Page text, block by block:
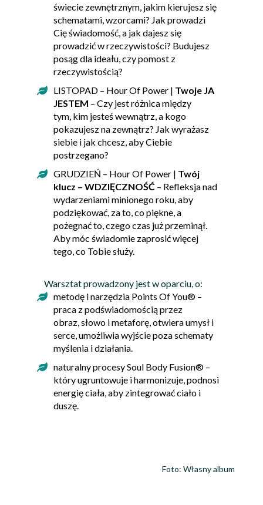
świecie zewnętrznym, jakim kierujesz się
schematami, wzorcami? Jak prowadzi
Cię świadomość, a jak dajesz się
prowadzić w rzeczywistości? Budujesz
posąg dla ideału, czy pomost z
rzeczywistością?
LISTOPAD – Hour Of Power | Twoje JA
JESTEM – Czy jest różnica między
tym, kim jesteś wewnątrz, a kogo
pokazujesz na zewnątrz? Jak wyrażasz
siebie i jak chcesz, aby Ciebie
postrzegano?
GRUDZIEŃ – Hour Of Power | Twój
klucz – WDZIĘCZNOŚĆ – Refleksja nad
wydarzeniami minionego roku, aby
podziękować, za to, co piękne, a
pożegnać to, czego czas już przeminął.
Aby móc świadomie zaprosić więcej
tego, co Tobie służy.
Warsztat prowadzony jest w oparciu, o:
metodę i narzędzia Points Of You® –
praca z podświadomością przez
obraz, słowo i metaforę, otwiera umysł i
serce, umożliwia wyjście poza schematy
myślenia i działania.
naturalny procesy Soul Body Fusion® –
który ugruntowuje i harmonizuje, podnosi
energię ciała, aby zintegrować ciało i
duszę.
Foto: Własny album